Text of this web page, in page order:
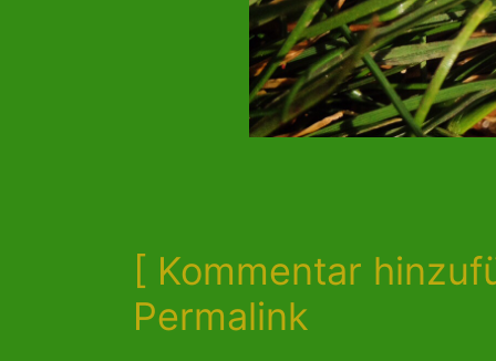
[ Kommentar
Permalink